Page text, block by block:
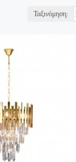
Ταξινόμηση: